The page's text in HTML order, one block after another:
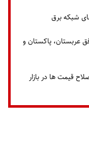
شبکه برق
عربستان، پاکستان و
۱۴۰۵؛ تداوم اصلاح قیمت ها در بازار